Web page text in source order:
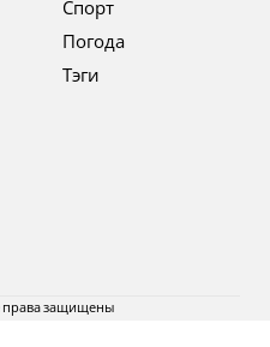
Спорт
Погода
Тэги
права защищены